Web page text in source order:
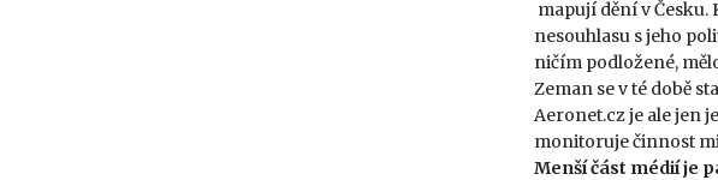
mapují dění v
nesouhlasu s jeho
ničím podložené,
Zeman se v té době
Aeronet.cz je ale jen
monitoruje činnost
Menší část médií je